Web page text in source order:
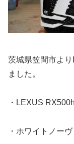
茨城県笠間市よ
ました。
・LEXUS
・ホワイトノー